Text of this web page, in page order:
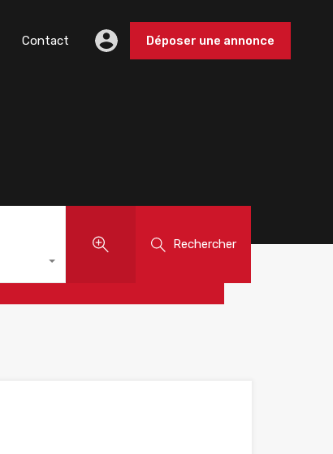
Contact Déposer une annonce
Rechercher